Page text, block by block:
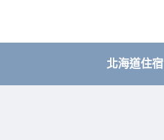
北海道住宿